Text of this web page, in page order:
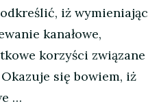
iż wymieniając
kanałowe,
korzyści związane
się bowiem, iż
…